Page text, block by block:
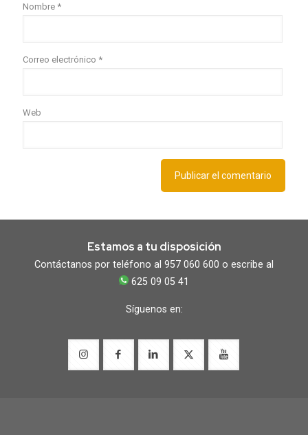
Nombre *
Correo electrónico *
Web
Estamos a tu disposición
Contáctanos por teléfono al 957 060 600 o escribe al
625 09 05 41
Síguenos en: